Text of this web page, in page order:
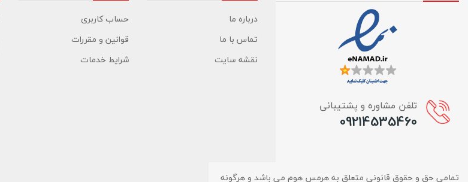
تلفن مشاوره و پشتیبانی
09214535460
درباره ما
تماس با ما
نقشه سایت
حساب کاربری
قوانین و مقررات
شرایط خدمات
تمامی حق و حقوق قانونی متعلق به هرمس هوم می باشد و هرگونه